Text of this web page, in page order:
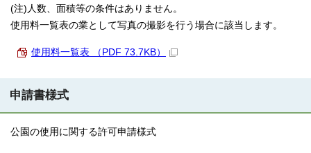
(注)人数、面積等の条件はありません。
使用料一覧表の業として写真の撮影を行う場合に該当します。
使用料一覧表 （PDF 73.7KB）
申請書様式
公園の使用に関する許可申請様式